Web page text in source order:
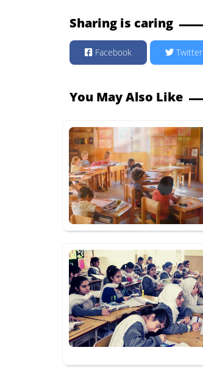
Sharing is caring
Facebook Twitter
You May Also Like